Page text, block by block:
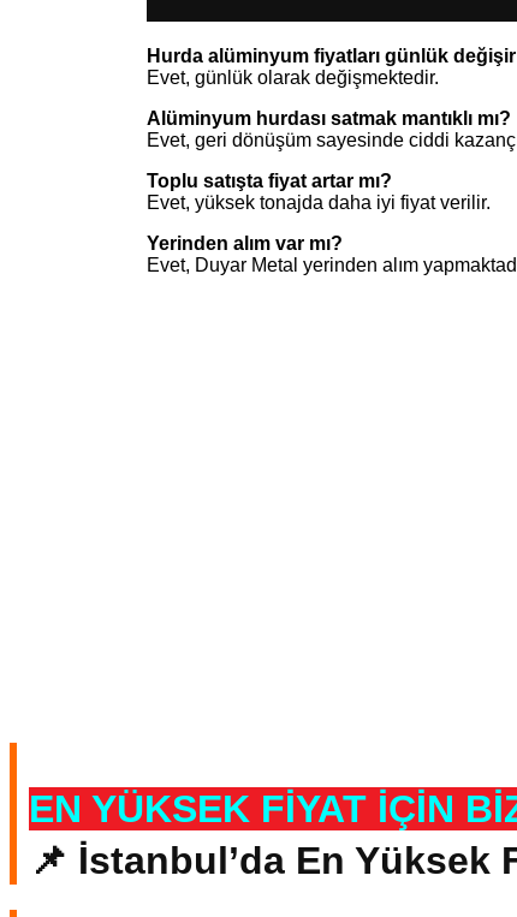
Hurda alüminyum fiyatları günlük
Evet, günlük olarak değişmektedir.
Alüminyum hurdası satmak mantıklı mı?
Evet, geri dönüşüm sayesinde ciddi
Toplu satışta fiyat artar mı?
Evet, yüksek tonajda daha iyi fiyat verilir.
Yerinden alım var mı?
Evet, Duyar Metal yerinden alım
EN YÜKSEK FİYAT İÇİN
📌 İstanbul’da En Yüksek